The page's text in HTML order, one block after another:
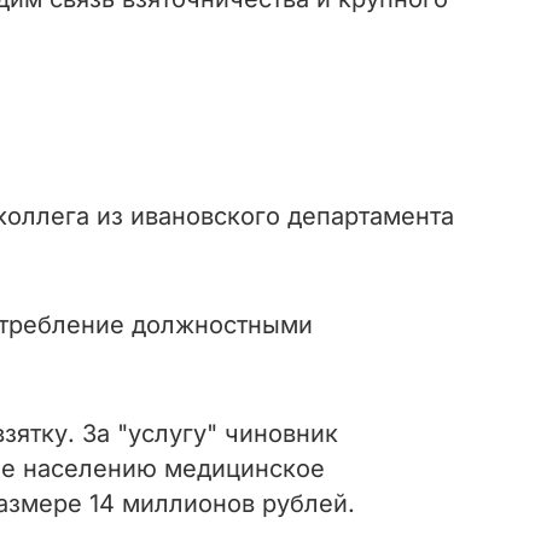
из ивановского департамента
должностными
За "услугу" чиновник
населению медицинское
14 миллионов рублей.